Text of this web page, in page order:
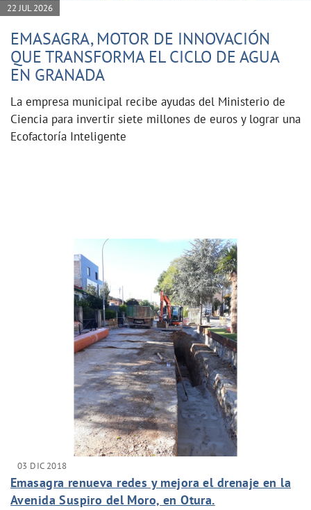
22 JUL 2026
EMASAGRA, MOTOR DE INNOVACIÓN
QUE TRANSFORMA EL CICLO DE AGUA
EN GRANADA
La empresa municipal recibe ayudas del Ministerio de
Ciencia para invertir siete millones de euros y lograr una
Ecofactoría Inteligente
03 DIC 2018
Emasagra renueva redes y mejora el drenaje en la
Avenida Suspiro del Moro, en Otura.